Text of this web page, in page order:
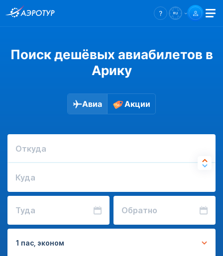
Поиск дешёвых авиабилетов в
Арику
Авиа Акции
Откуда
Куда
Туда Обратно
1 пас, эконом